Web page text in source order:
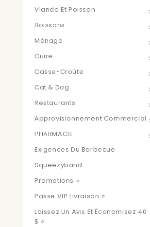
Viande Et Poisson
Boissons
Ménage
Cuire
Casse-Croûte
Cat & Dog
Restaurants
Approvisionnement Commercial
PHARMACIE
Exigences Du Barbecue
Squeezyband
Promotions ⭐
Passe VIP Livraison ⭐
Laissez Un Avis Et Économisez 40
$ ⭐